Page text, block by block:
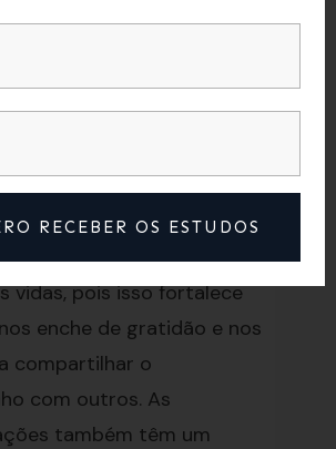
do poder de Deus
importante na vida
Elas são uma
do Espírito Santo para
dos crentes, mostrando o
o poder de Deus
vidas, pois isso fortalece
enche de gratidão e nos
compartilhar o
com outros. As
também têm um
RECEBER OS ESTUDOS